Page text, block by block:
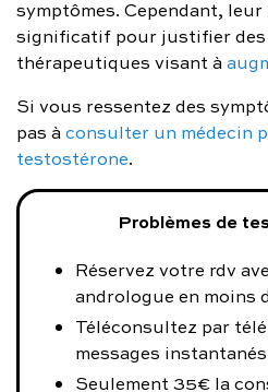
symptômes. Cependant,
significatif pour justifier des
thérapeutiques visant à
Si vous ressentez des
pas àconsulter un médecin
testostérone.
Problèmes de
Réservez votre rdv
andrologue en moins
Téléconsultez par
messages instantanés
Seulement 35€ la